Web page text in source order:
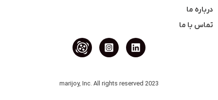
درباره ما
تماس با ما
2023 marijoy, Inc. All rights reserved